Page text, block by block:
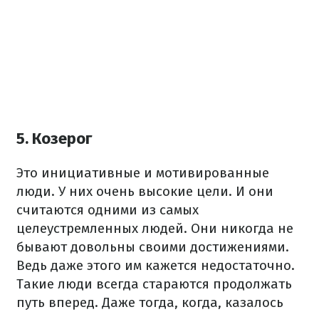
5. Козерог
Это инициативные и мотивированные
люди. У них очень высокие цели. И они
считаются одними из самых
целеустремленных людей. Они никогда не
бывают довольны своими достижениями.
Ведь даже этого им кажется недостаточно.
Такие люди всегда стараются продолжать
путь вперед. Даже тогда, когда, казалось